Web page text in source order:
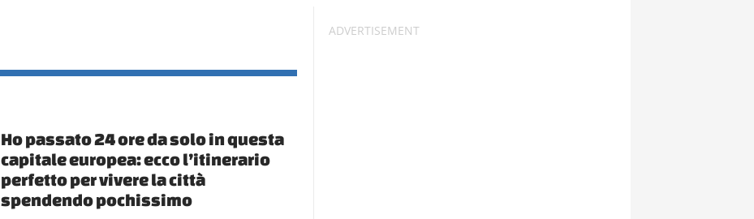
Ho passato 24 ore da solo in questa
capitale europea: ecco l’itinerario
perfetto per vivere la città
spendendo pochissimo